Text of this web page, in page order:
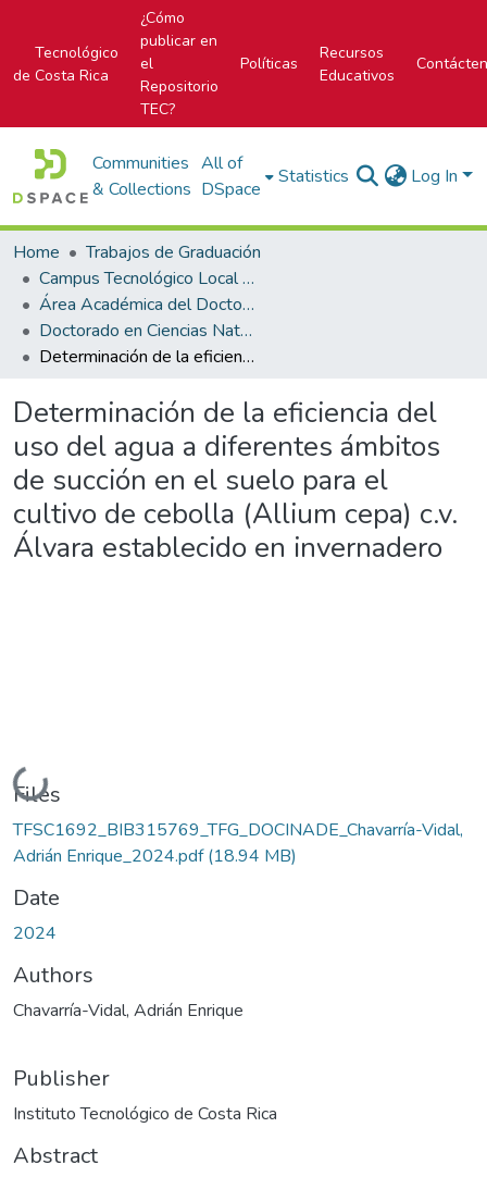
Tecnológico
de Costa Rica
¿Cómo
publicar en
el
Repositorio
TEC?
Políticas
Recursos
Educativos
Communities
& Collections
All of
DSpace
Statistics Log In
Home
Trabajos de Graduación
Campus Tecnológico Local San Carlos
Área Académica del Doctorado en Ciencias Naturales para el Desarrollo
Doctorado en Ciencias Naturales para el Desarrollo
Determinación de la eficiencia del uso del agua a diferentes ámbitos de succión en el suelo para el cultivo de cebolla (Allium cepa) c.v. Álvara establecido en invernadero
Determinación de la eficiencia del
uso del agua a diferentes ámbitos
de succión en el suelo para el
cultivo de cebolla (Allium cepa) c.v.
Álvara establecido en invernadero
Loading...
Files
TFSC1692_BIB315769_TFG_DOCINADE_Chavarría-Vidal,
Adrián Enrique_2024.pdf(18.94 MB)
Date
2024
Authors
Chavarría-Vidal, Adrián Enrique
Publisher
Instituto Tecnológico de Costa Rica
Abstract